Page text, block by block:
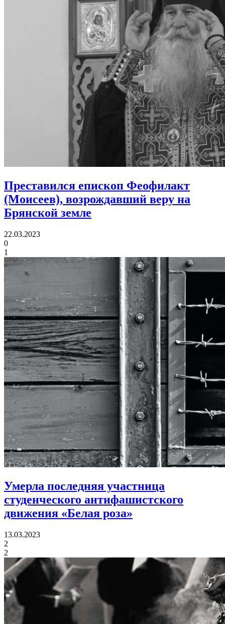
Преставился епископ Феофилакт
(Моисеев), возрождавший веру на
Брянской земле
22.03.2023
0
1
Умерла последняя участница
студенческого антифашистского
движения «Белая роза»
13.03.2023
2
2